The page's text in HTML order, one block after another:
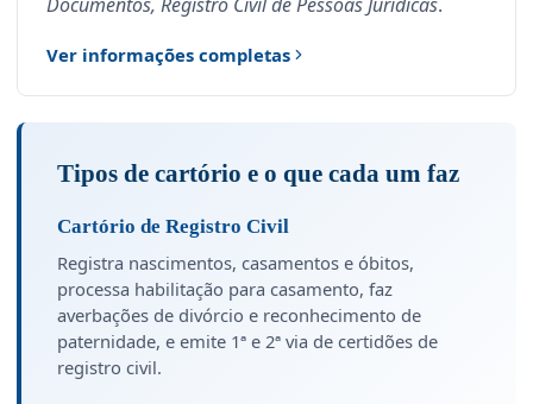
Ver informações completas
Tipos de cartório e o que cada um faz
Cartório de Registro Civil
Registra nascimentos, casamentos e óbitos,
processa habilitação para casamento, faz
averbações de divórcio e reconhecimento de
paternidade, e emite 1ª e 2ª via de certidões de
registro civil.